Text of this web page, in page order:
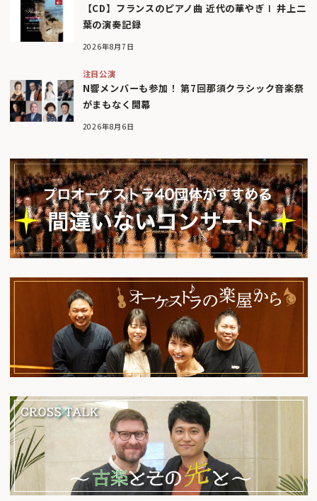
【CD】フランスのピアノ曲 近代の華やぎⅠ 井上二
葉の演奏記録
2026年8月7日
注目公演
N響メンバーも参加！ 第7回那須クラシック音楽祭
がまもなく開幕
2026年8月6日